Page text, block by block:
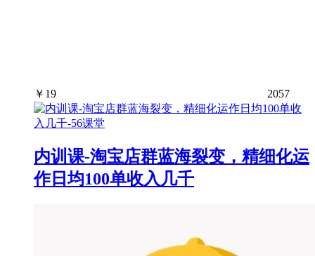
￥ 19 2057
内训课-淘宝店群蓝海裂变，精细化运
作日均100单收入几千